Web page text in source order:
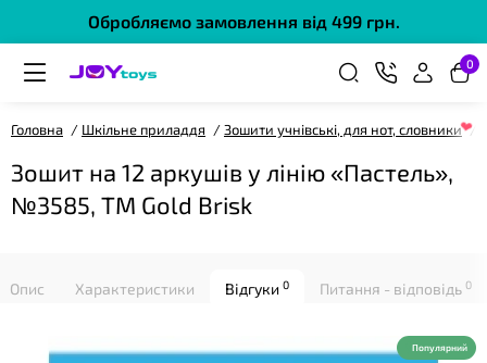
Обробляємо замовлення від 499 грн.
0
Головна Шкільне приладдя Зошити учнівські, для нот, словники
Зошит на 12 аркушів у лінію «Пастель»,
№3585, ТМ Gold Brisk
Опис Характеристики Відгуки 0 Питання - відповідь 0
Популярний
❤